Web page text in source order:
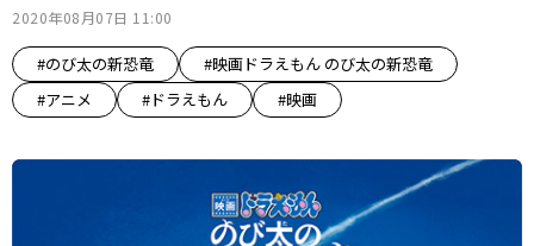
2020年08月07日 11:00
#のび太の新恐竜
#映画ドラえもん のび太の新恐竜
#アニメ
#ドラえもん #映画